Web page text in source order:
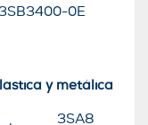
3SB3400-0E
y metálica
3SA8